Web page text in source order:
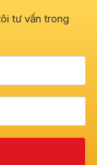
tư vấn trong